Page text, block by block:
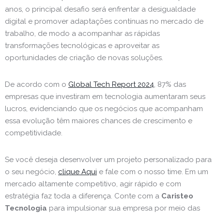
anos, o principal desafio será enfrentar a desigualdade
digital e promover adaptações contínuas no mercado de
trabalho, de modo a acompanhar as rápidas
transformações tecnológicas e aproveitar as
oportunidades de criação de novas soluções.
De acordo com o Global Tech Report 2024, 87% das
empresas que investiram em tecnologia aumentaram seus
lucros, evidenciando que os negócios que acompanham
essa evolução têm maiores chances de crescimento e
competitividade.
Se você deseja desenvolver um projeto personalizado para
o seu negócio, clique Aqui e fale com o nosso time. Em um
mercado altamente competitivo, agir rápido e com
estratégia faz toda a diferença. Conte com a Caristeo
Tecnologia para impulsionar sua empresa por meio das